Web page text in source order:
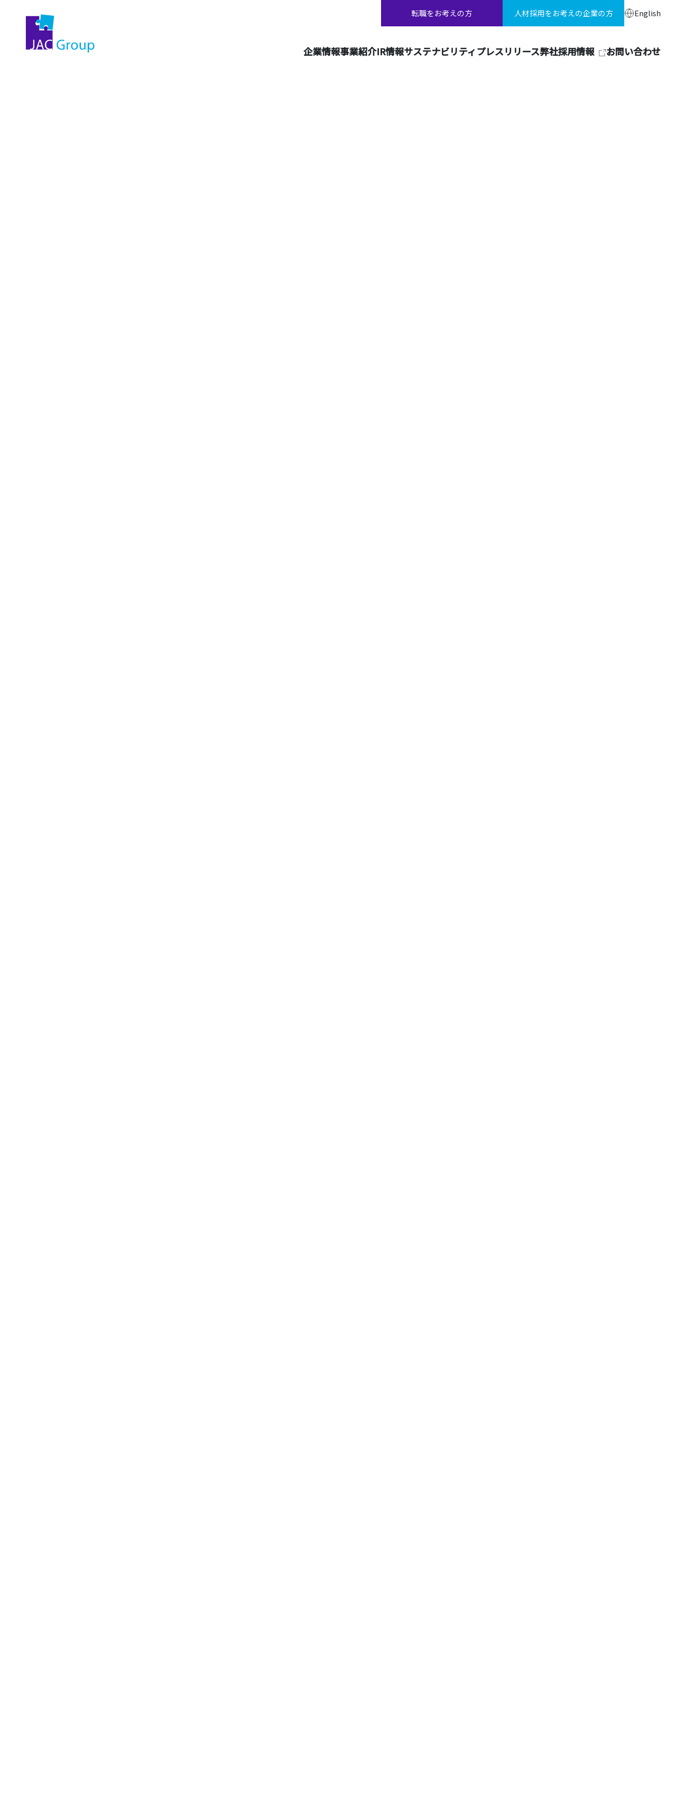
転職をお考えの方 人材採用をお考えの企業の方 English
企業情報事業紹介IR情報サステナビリティプレスリリース弊社採用情報 お問い合わせ